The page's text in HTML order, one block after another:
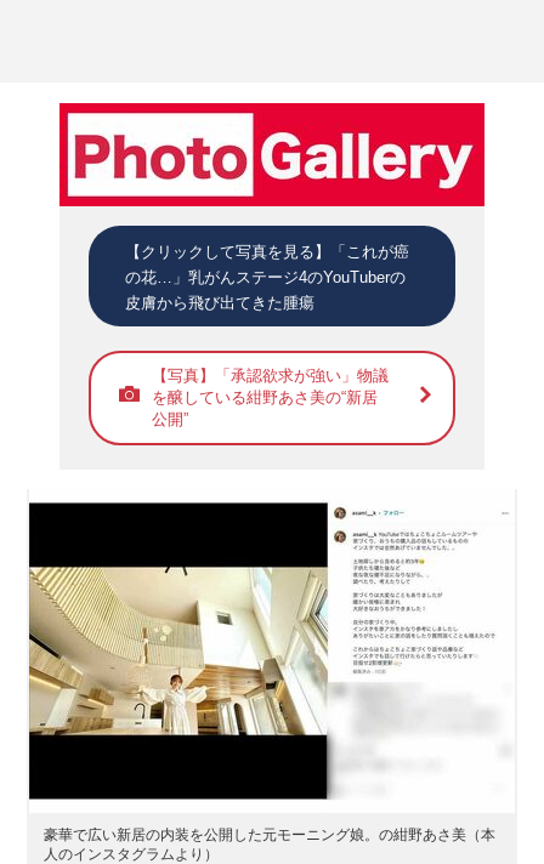
【クリックして写真を見る】「これが癌
の花…」乳がんステージ4のYouTuberの
皮膚から飛び出てきた腫瘍
【写真】「承認欲求が強い」物議
を醸している紺野あさ美の“新居
公開”
豪華で広い新居の内装を公開した元モーニング娘。の紺野あさ美（本
人のインスタグラムより）